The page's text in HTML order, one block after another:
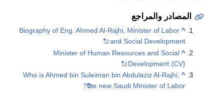
المصادر والمراجع
^
Biography of Eng. Ahmed Al-Rajhi, Minister of Labor
and Social Development
^
Minister of Human Resources and Social
Development (CV)
^
Who is Ahmed bin Suleiman bin Abdulaziz Al-Rajhi,
the new Saudi Minister of Labor?